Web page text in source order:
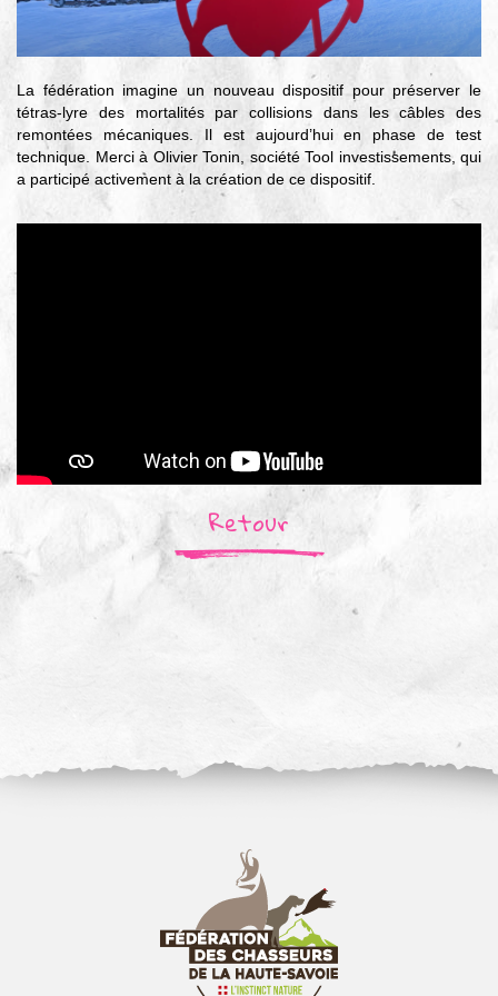
pour l’environnement
▼
Je veux devenir chasseur
▼
▼
La fédération imagine un nouveau dispositif pour préserver le
tétras-lyre des mortalités par collisions dans les câbles des
remontées mécaniques. Il est aujourd’hui en phase de test
technique. Merci à Olivier Tonin, société Tool investissements, qui
a participé activement à la création de ce dispositif.
Retour